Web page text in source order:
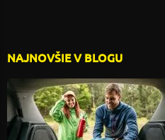
NAJNOVŠIE V BLOGU